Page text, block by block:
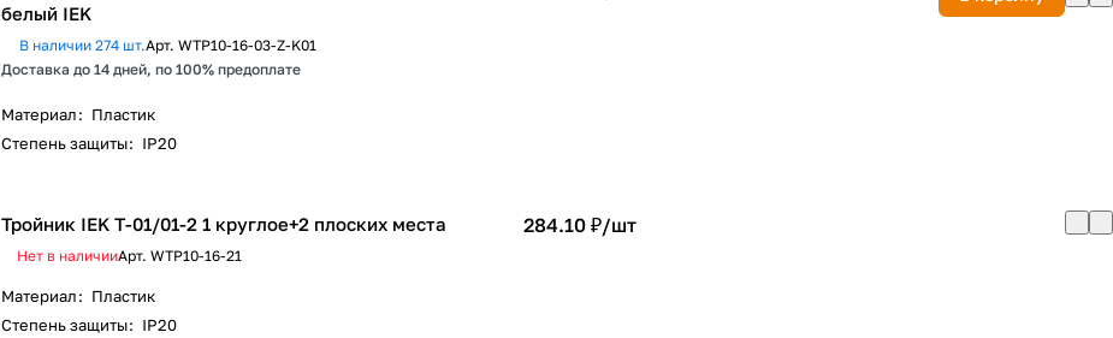
белый IEK
В наличии 274 шт.Арт. WTP10-16-03-Z-K01
Доставка до 14 дней, по 100% предоплате
Материал: Пластик
Степень защиты: IP20
Тройник IEK Т-01/01-2 1 круглое+2 плоских места
Нет в наличииАрт. WTP10-16-21
284.10 ₽/шт
Материал: Пластик
Степень защиты: IP20